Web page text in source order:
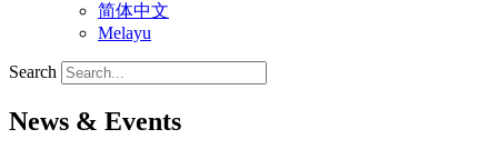
简体中文
Melayu
Search
News & Events